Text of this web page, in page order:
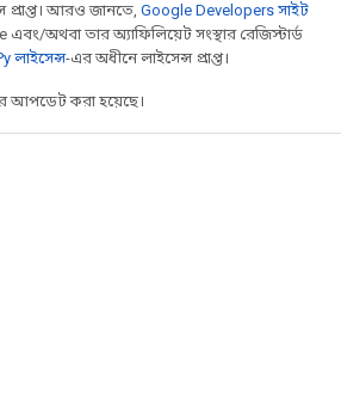
প্রাপ্ত। আরও জানতে, Google Developers সাইট
অথবা তার অ্যাফিলিয়েট সংস্থার রেজিস্টার্ড
লাইসেন্স-এর অধীনে লাইসেন্স প্রাপ্ত।
আপডেট করা হয়েছে।